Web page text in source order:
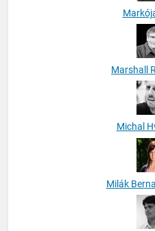
Marshall
Michal
Milák